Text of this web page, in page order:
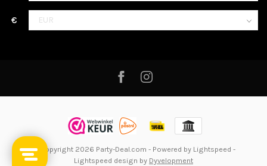
€
© Copyright 2026 Party-Deal.com - Powered by Lightspeed -
Lightspeed design by Dyvelopment